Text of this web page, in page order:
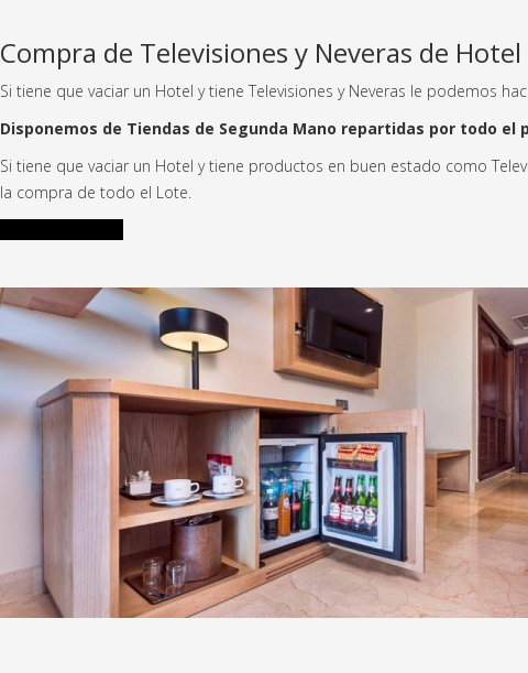
Compra de Televisiones y Neveras de Hotel
Si tiene que vaciar un Hotel y tiene Televisiones y Neveras le podemos
Disponemos de Tiendas de Segunda Mano repartidas por todo
Si tiene que vaciar un Hotel y tiene productos en buen estado como
la compra de todo el Lote.